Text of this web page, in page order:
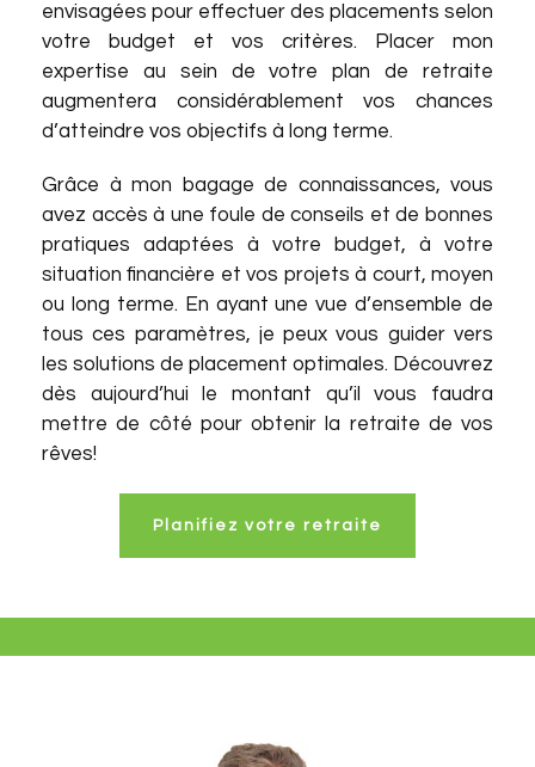
envisagées pour effectuer des placements selon
votre budget et vos critères. Placer mon
expertise au sein de votre plan de retraite
augmentera considérablement vos chances
d’atteindre vos objectifs à long terme.
Grâce à mon bagage de connaissances, vous
avez accès à une foule de conseils et de bonnes
pratiques adaptées à votre budget, à votre
situation financière et vos projets à court, moyen
ou long terme. En ayant une vue d’ensemble de
tous ces paramètres, je peux vous guider vers
les solutions de placement optimales. Découvrez
dès aujourd’hui le montant qu’il vous faudra
mettre de côté pour obtenir la retraite de vos
rêves!
Planifiez votre retraite